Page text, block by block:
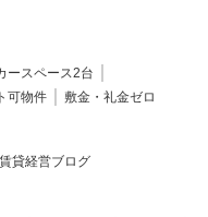
ースペース2台
可物件 敷金・礼金ゼロ
賃貸経営ブログ